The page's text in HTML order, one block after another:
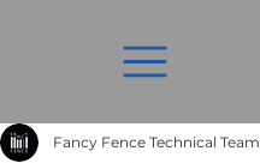
Fancy Fence Technical Team